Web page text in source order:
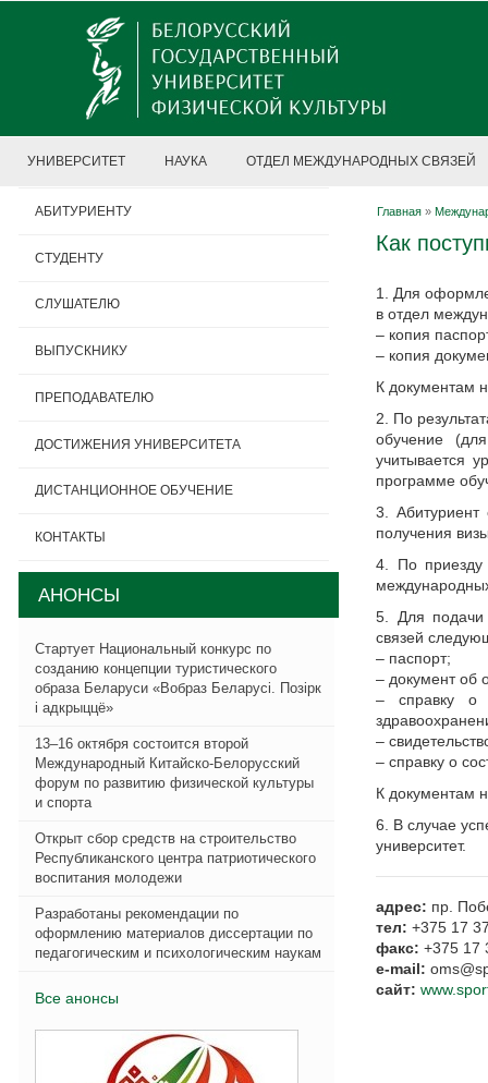
УНИВЕРСИТЕТ НАУКА ОТДЕЛ МЕЖДУНАРОДНЫХ СВЯЗЕЙ
Главная »
Как
1. Для
в отдел
– копия
– копия
К документам
2. По
обучение
учитывается
программе
3. Абитуриент
получения
4. По приезду
5. Для подачи
связей
– паспорт;
– документ об
– справку о
–
– справку о
К документам
6. В случае
университет.
адрес: пр.
тел: +375 17
факс: +375 17
e-mail:
сайт:
АБИТУРИЕНТУ
СТУДЕНТУ
СЛУШАТЕЛЮ
ВЫПУСКНИКУ
ПРЕПОДАВАТЕЛЮ
ДОСТИЖЕНИЯ УНИВЕРСИТЕТА
ДИСТАНЦИОННОЕ ОБУЧЕНИЕ
КОНТАКТЫ
АНОНСЫ
Стартует Национальный конкурс по
созданию концепции туристического
образа Беларуси «Вобраз Беларусi. Позiрк
i адкрыццё»
13–16 октября состоится второй
Международный Китайско-Белорусский
форум по развитию физической культуры
и спорта
Открыт сбор средств на строительство
Республиканского центра патриотического
воспитания молодежи
Разработаны рекомендации по
оформлению материалов диссертации по
педагогическим и психологическим наукам
Все анонсы